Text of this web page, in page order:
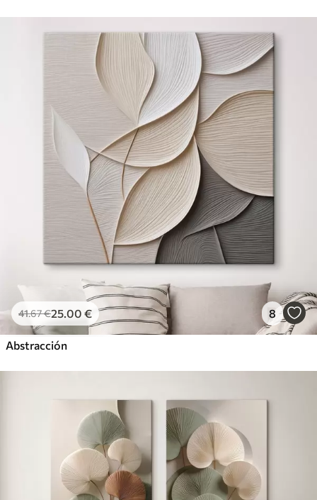
41.67€25.00 € 8
Abstracción